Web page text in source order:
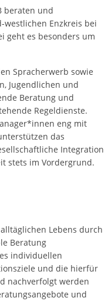
beraten und
Enzkreis bei
geht es besonders um
Spracherwerb sowie
Jugendlichen und
Beratung und
Regeldienste.
eng mit
das
Integration
stets im Vordergrund.
Lebens durch
Beratung
individuellen
und die hierfür
nachverfolgt werden
und